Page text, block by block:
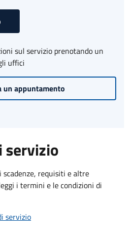
sul servizio prenotando un
uffici
un appuntamento
servizio
scadenze, requisiti e altre
i termini e le condizioni di
servizio